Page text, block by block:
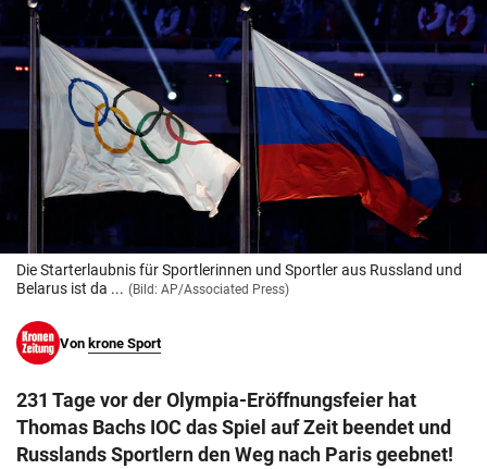
search
Suchbegriff
eingeben
© Krone Multimedia GmbH & Co KG 2026
Muthgasse 2, 1190 Wien
Die Starterlaubnis für Sportlerinnen und Sportler aus Russland und
Belarus ist da ... (Bild: AP/Associated Press)
Von krone Sport
231 Tage vor der Olympia-Eröffnungsfeier hat
Thomas Bachs IOC das Spiel auf Zeit beendet und
Russlands Sportlern den Weg nach Paris geebnet!